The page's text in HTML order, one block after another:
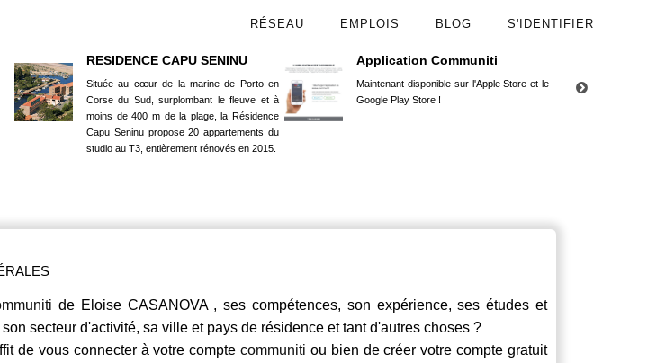
RÉSEAU EMPLOIS BLOG S'IDENTIFIER
RESIDENCE CAPU SENINU
Située au cœur de la marine de Porto en
Corse du Sud, surplombant le fleuve et à
moins de 400 m de la plage, la Résidence
Capu Seninu propose 20 appartements du
studio au T3, entièrement rénovés en 2015.
Application Communiti
Maintenant disponible sur l'Apple Store et le
Google Play Store !
de Eloise CASANOVA , ses compétences, son expérience, ses études et
secteur d'activité, sa ville et pays de résidence et tant d'autres choses ?
de vous connecter à votre comptecommuniti ou bien de créer votre compte gratuit